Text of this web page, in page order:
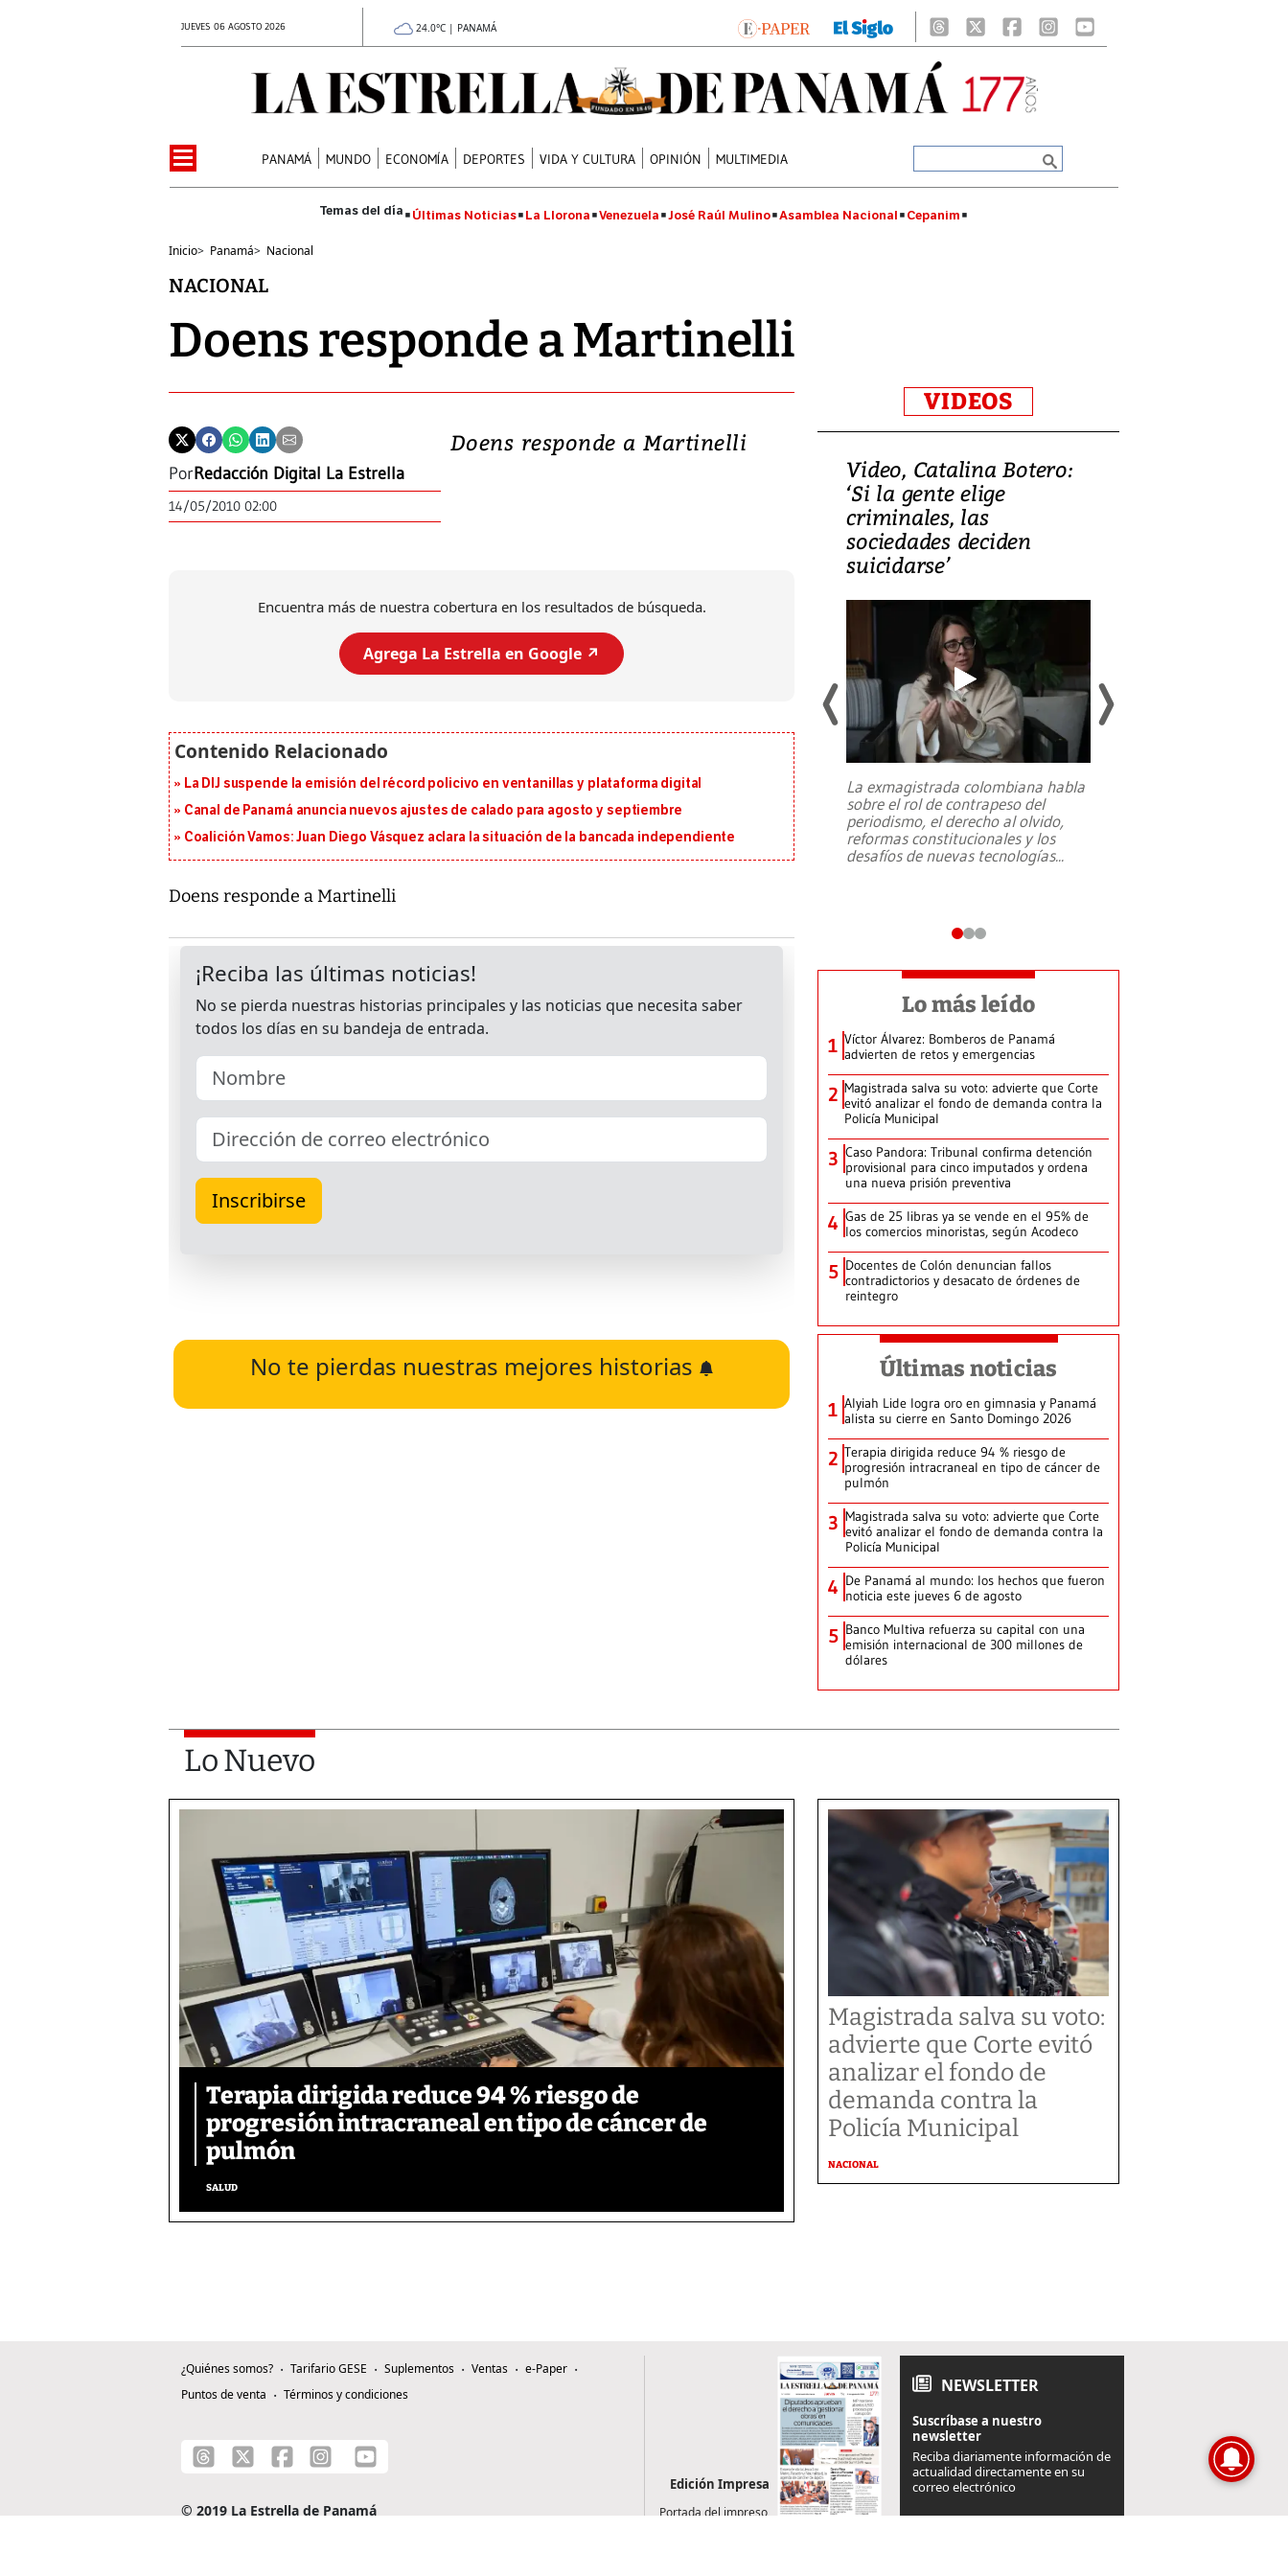
JUEVES 06 AGOSTO 2026 24.0°C | PANAMÁ
PANAMÁ MUNDO ECONOMÍA DEPORTES VIDA Y CULTURA OPINIÓN MULTIMEDIA
Últimas Noticias La Llorona Venezuela José Raúl Mulino Asamblea Nacional Cepanim
Inicio> Panamá> Nacional
NACIONAL
Doens responde a Martinelli
PorRedacción Digital La Estrella
14/05/2010 02:00
Doens responde a Martinelli
Encuentra más de nuestra cobertura en los resultados de búsqueda.
Agrega La Estrella en Google ↗️
La DIJ suspende la emisión del récord policivo en ventanillas y plataforma digital
Canal de Panamá anuncia nuevos ajustes de calado para agosto y septiembre
Coalición Vamos: Juan Diego Vásquez aclara la situación de la bancada independiente
Doens responde a Martinelli
No te pierdas nuestras mejores historias
VIDEOS
Un fuerte terremoto de magnitud
julio en la prefectura de Kumamoto,
al sur de Japón, provocando una
emergencia de gran...
Video, Catalina Botero:
‘Si la gente elige
criminales, las
sociedades deciden
suicidarse’
La exmagistrada colombiana habla
sobre el rol de contrapeso del
periodismo, el derecho al olvido,
reformas constitucionales y los
desafíos de nuevas tecnologías...
Lo más leído
1 Víctor Álvarez: Bomberos de Panamá
advierten de retos y emergencias
2 Magistrada salva su voto: advierte que Corte
evitó analizar el fondo de demanda contra la
Policía Municipal
3 Caso Pandora: Tribunal confirma detención
provisional para cinco imputados y ordena
una nueva prisión preventiva
4 Gas de 25 libras ya se vende en el 95% de
los comercios minoristas, según Acodeco
5 Docentes de Colón denuncian fallos
contradictorios y desacato de órdenes de
reintegro
Últimas noticias
1 Alyiah Lide logra oro en gimnasia y Panamá
alista su cierre en Santo Domingo 2026
2 Terapia dirigida reduce 94 % riesgo de
progresión intracraneal en tipo de cáncer de
pulmón
3 Magistrada salva su voto: advierte que Corte
evitó analizar el fondo de demanda contra la
Policía Municipal
4 De Panamá al mundo: los hechos que fueron
noticia este jueves 6 de agosto
5 Banco Multiva refuerza su capital con una
emisión internacional de 300 millones de
dólares
Lo Nuevo
Terapia dirigida reduce 94 % riesgo de
progresión intracraneal en tipo de cáncer de
pulmón
SALUD
Magistrada salva su voto:
advierte que Corte evitó
analizar el fondo de
demanda contra la
Policía Municipal
NACIONAL
¿Quiénes somos? Tarifario GESE Suplementos Ventas
e-Paper
Puntos de venta
Términos y condiciones
© 2019 La Estrella de Panamá
Edición Impresa
Portada del impreso
NEWSLETTER
Suscríbase a nuestro
newsletter
Reciba diariamente información de
actualidad directamente en su
correo electrónico